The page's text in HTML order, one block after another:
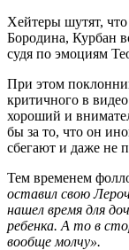
Хейтеры шутят,
Бородина, Курбан
судя по эмоциям
При этом
критичного в
хороший и
бы за то, что он
сбегают и даже не
Тем временем
оставил свою
нашел время для
ребенка. А то в
вообще молчу».